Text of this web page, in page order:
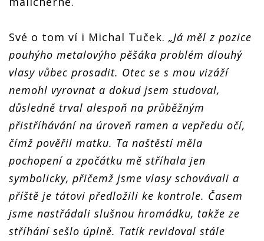
Své o tom ví i Michal Tuček. „Já měl z pozice
pouhýho metalovýho pěšáka problém dlouhý
vlasy vůbec prosadit. Otec se s mou vizáží
nemohl vyrovnat a dokud jsem studoval,
důsledně trval alespoň na průběžným
přistříhávání na úroveň ramen a vepředu očí,
čímž pověřil matku. Ta naštěstí měla
pochopení a zpočátku mě stříhala jen
symbolicky, přičemž jsme vlasy schovávali a
příště je tátovi předložili ke kontrole. Časem
jsme nastřádali slušnou hromádku, takže ze
stříhání sešlo úplně. Tatík revidoval stále